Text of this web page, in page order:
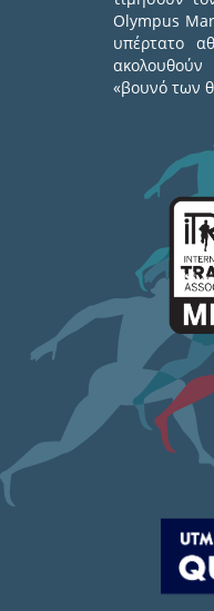
Olympus
υπέρτατο
«βουνό των